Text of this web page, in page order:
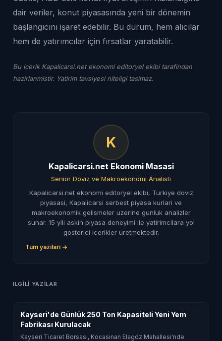
dair veriler, konut piyasasında yeni bir dönemin
başlangıcını işaret edebilir. Bu durum, hem alıcılar
hem de yatırımcılar için fırsatlar yaratabilir.
Bu icerik Kapalicarsi.net ekonomi editoryel ekibi tarafindan
hazirlanmistir. Yatirim tavsiyesi niteligi tasimaz.
K
Kapalicarsi.net Ekonomi Masasi
Senior Doviz ve Makroekonomi Analisti
Kapalicarsi.net ekonomi editoryel ekibi, Turkiye doviz
piyasasi, Kapalicarsi serbest piyasa kurlari ve
makroekonomik gelismeler uzerine gunluk analizler
sunar. 15 yili askin piyasa deneyimi ile yatirimcilara yol
gosterici icerikler uretmektedir.
Tum yazilari →
ILGILI YAZILAR
Kayseri'de Günlük 250 Ton Kapasiteli Yeni Yem
Fabrikası Kurulacak
Kayseri Ticaret Borsası, Kocasinan Elagöz Mahallesi'nde